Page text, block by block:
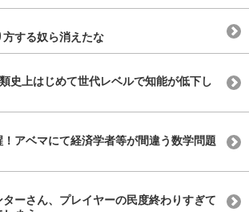
方する奴ら消えたな
史上はじめて世代レベルで知能が低下し
アベマにて経済学者等が間違う数学問題
ターさん、プレイヤーの民度終わりすぎて